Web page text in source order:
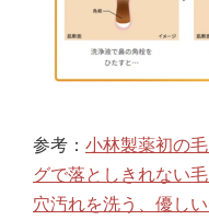
参考： 小林製薬初の
グで落としきれない
穴汚れを洗う、優し